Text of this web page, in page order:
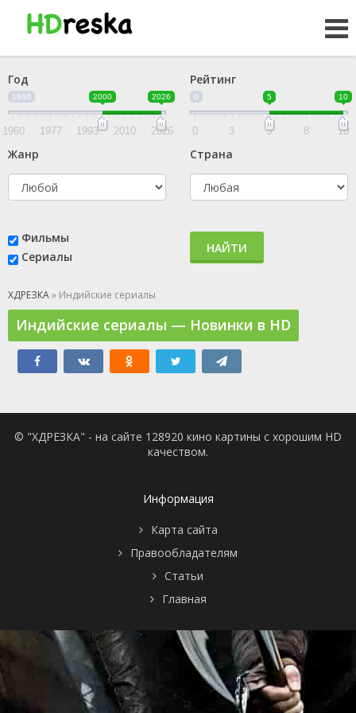
Год
1960 2000 2026
1960 1977 1993 2010 2026
Рейтинг
0 5 10
0 3 5 8 10
Жанр Страна
Фильмы
Сериалы
НАЙТИ
ХДРЕЗКА» Индийские сериалы
Индийские сериалы — Новинки в HD
© "ХДРЕЗКА" - на сайте 128920 кино картины с хорошим HD
качеством.
Информация
Карта сайта
Правообладателям
Статьи
Главная